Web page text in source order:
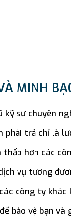
MINH
kỹ sư chuyên
phải trả chỉ là
thấp hơn các
vụ tương
công ty
bảo vệ bạn và